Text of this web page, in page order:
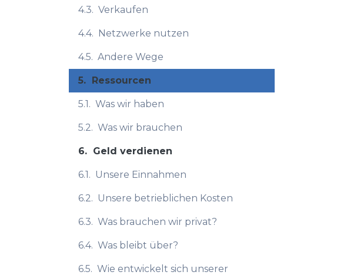
4.3. Verkaufen
4.4. Netzwerke nutzen
4.5. Andere Wege
5. Ressourcen
5.1. Was wir haben
5.2. Was wir brauchen
6. Geld verdienen
6.1. Unsere Einnahmen
6.2. Unsere betrieblichen Kosten
6.3. Was brauchen wir privat?
6.4. Was bleibt über?
6.5. Wie entwickelt sich unserer